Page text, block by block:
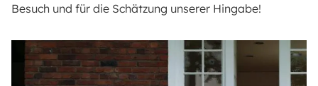
Besuch und für die Schätzung unserer Hingabe!